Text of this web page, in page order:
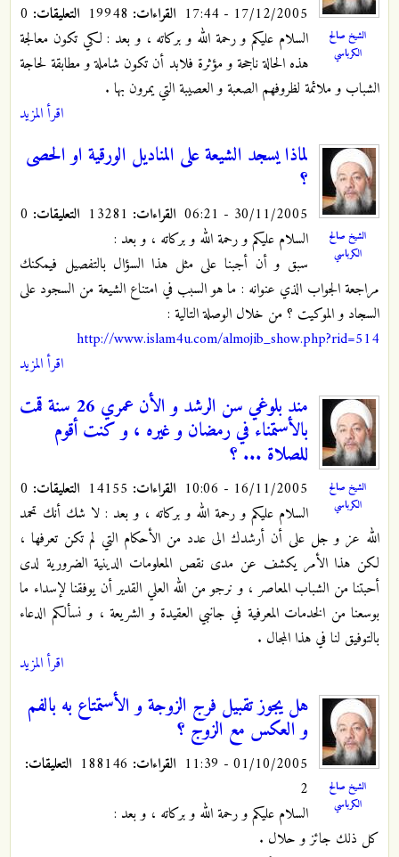
الشيخ صالح
الكرباسي
17/12/2005 - 17:44 القراءات: التعليقات:
السلام عليكم و رحمة الله و بركاته ، و بعد : لكي تكون معالجة
هذه الحالة ناجحة و مؤثرة فلابد أن تكون شاملة و مطابقة لحاجة
الشباب و ملائمة لظروفهم الصعبة و العصيبة التي يمرون بها .
اقرأ المزيد
الشيخ صالح
الكرباسي
لماذا يسجد الشيعة على المناديل الورقية او الحصى
؟
30/11/2005 - 06:21 القراءات: التعليقات:
السلام عليكم و رحمة الله و بركاته ، و بعد :
سبق و أن أجبنا على مثل هذا السؤال بالتفصيل فيمكنك
مراجعة الجواب الذي عنوانه : ما هو السبب في امتناع الشيعة من السجود على
السجاد و الموكيت ؟ من خلال الوصلة التالية :
http://www.islam4u.com/almojib_show.php?rid=514
اقرأ المزيد
الشيخ صالح
الكرباسي
مند بلوغي سن الرشد و الأن عمري 26 سنة قمت
بالأستمناء في رمضان و غيره ، و كنت أقوم
للصلاة ... ؟
16/11/2005 - 10:06 القراءات: التعليقات:
السلام عليكم و رحمة الله و بركاته ، و بعد : لا شك أنك تحمد
الله عز و جل على أن أرشدك الى عدد من الأحكام التي لم تكن تعرفها ،
لكن هذا الأمر يكشف عن مدى نقص المعلومات الدينية الضرورية لدى
أحبتنا من الشباب المعاصر ، و نرجو من الله العلي القدير أن يوفقنا لإسداء ما
بوسعنا من الخدمات المعرفية في جانبي العقيدة و الشريعة ، و نسألكم الدعاء
بالتوفيق لنا في هذا المجال .
اقرأ المزيد
الشيخ صالح
الكرباسي
هل يجوز تقبيل فرج الزوجة و الأستمتاع به بالفم
و العكس مع الزوج ؟
01/10/2005 - 11:39 القراءات:
التعليقات:
2
السلام عليكم و رحمة الله و بركاته ، و بعد :
كل ذلك جائز و حلال .